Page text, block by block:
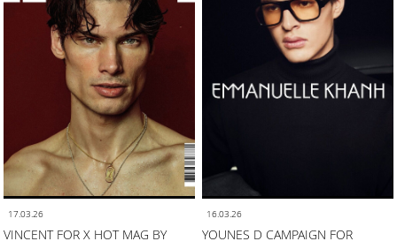
17.03.26
VINCENT FOR X HOT MAG BY
16.03.26
YOUNES D CAMPAIGN FOR